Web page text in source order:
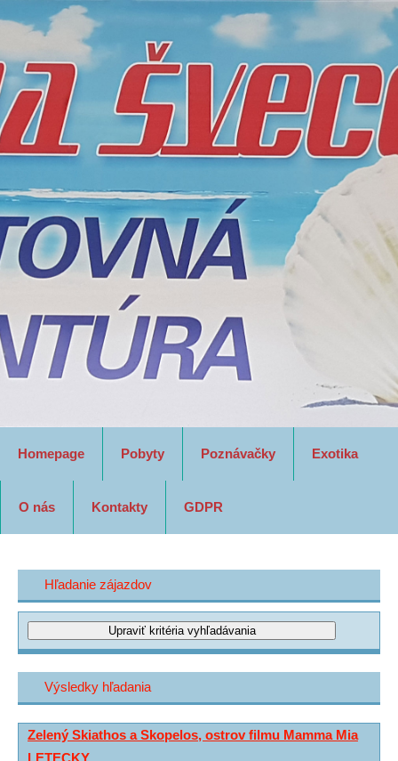
Homepage Pobyty Poznávačky Exotika
O nás Kontakty GDPR
Hľadanie zájazdov
Výsledky hľadania
Zelený Skiathos a Skopelos, ostrov filmu Mamma Mia
LETECKY